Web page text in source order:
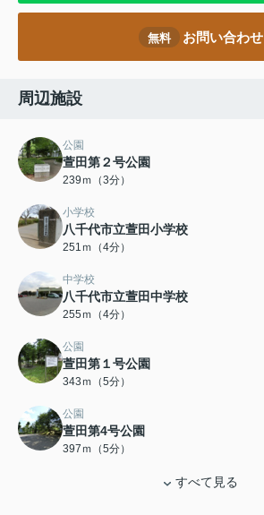
無料 お問い合わせ
周辺施設
公園
萱田第２号公園
239ｍ（3分）
小学校
八千代市立萱田小学校
251ｍ（4分）
中学校
八千代市立萱田中学校
255ｍ（4分）
公園
萱田第１号公園
343ｍ（5分）
公園
萱田第4号公園
397ｍ（5分）
すべて見る